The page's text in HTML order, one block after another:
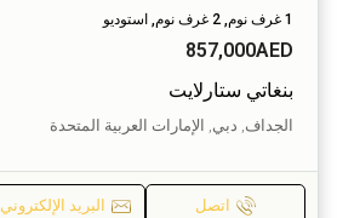
1 غرف نوم, 2 غرف نوم, استوديو
857,000AED
بنغاتي ستارلايت
الجداف, دبي, الإمارات العربية المتحدة
اتصل البريد الإلكتروني